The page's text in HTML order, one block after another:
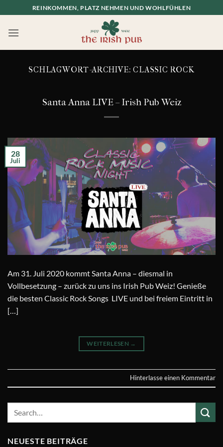
springen
REINKOMMEN, PLATZ NEHMEN UND WOHLFÜHLEN
SCHLAGWORT-ARCHIVE:CLASSIC ROCK
Santa Anna LIVE – Irish Pub Weiz
28
Juli
Am 31. Juli 2020 kommt Santa Anna – diesmal in
Vollbesetzung – zurück zu uns ins Irish Pub Weiz! Genieße
die besten Classic Rock Songs LIVE und bei freiem Eintritt in
[…]
WEITERLESEN →
Hinterlasse einen Kommentar
NEUESTE BEITRÄGE